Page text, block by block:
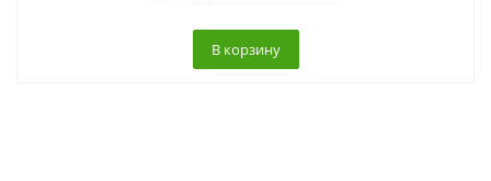
В корзину